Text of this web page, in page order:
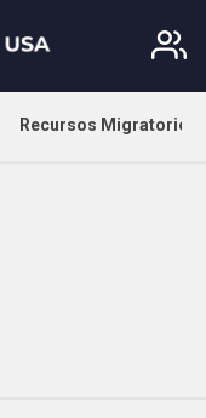
Recursos Migratorios